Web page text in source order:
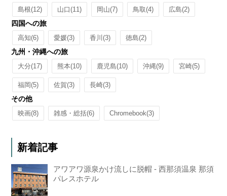
島根(12) 山口(11) 岡山(7) 鳥取(4) 広島(2)
四国への旅
高知(6) 愛媛(3) 香川(3) 徳島(2)
九州・沖縄への旅
大分(17) 熊本(10) 鹿児島(10) 沖縄(9) 宮崎(5)
福岡(5) 佐賀(3) 長崎(3)
その他
映画(8) 雑感・総括(6) Chromebook(3)
新着記事
アワアワ源泉かけ流しに脱帽 - 西那須温泉 那須
パレスホテル